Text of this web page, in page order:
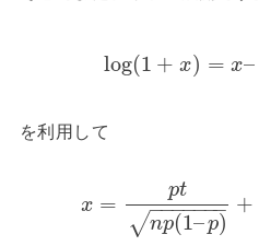
log(1 + x) = x–
を利用して
x =
pt
np(1–p)
− −
−−−−−
√
+